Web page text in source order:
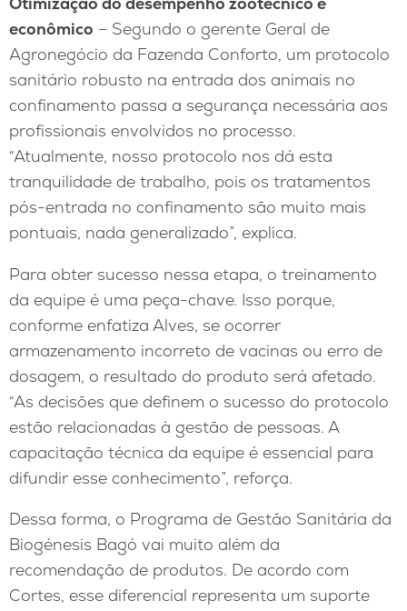
econômico – Segundo o gerente Geral de
Agronegócio da Fazenda Conforto, um protocolo
sanitário robusto na entrada dos animais no
confinamento passa a segurança necessária aos
profissionais envolvidos no processo.
“Atualmente, nosso protocolo nos dá esta
tranquilidade de trabalho, pois os tratamentos
pós-entrada no confinamento são muito mais
pontuais, nada generalizado”, explica.
Para obter sucesso nessa etapa, o treinamento
da equipe é uma peça-chave. Isso porque,
conforme enfatiza Alves, se ocorrer
armazenamento incorreto de vacinas ou erro de
dosagem, o resultado do produto será afetado.
“As decisões que definem o sucesso do protocolo
estão relacionadas à gestão de pessoas. A
capacitação técnica da equipe é essencial para
difundir esse conhecimento”, reforça.
Dessa forma, o Programa de Gestão Sanitária da
Biogénesis Bagó vai muito além da
recomendação de produtos. De acordo com
Cortes, esse diferencial representa um suporte